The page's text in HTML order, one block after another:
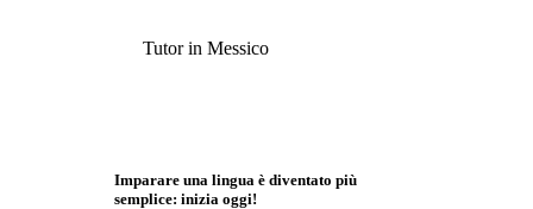
Tutor in Messico
Imparare una lingua è diventato più
semplice: inizia oggi!